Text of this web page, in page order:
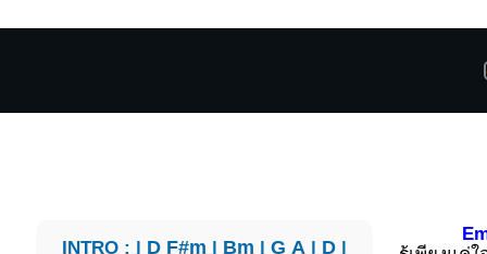
INTRO : | D F#m | Bm |G A | D |